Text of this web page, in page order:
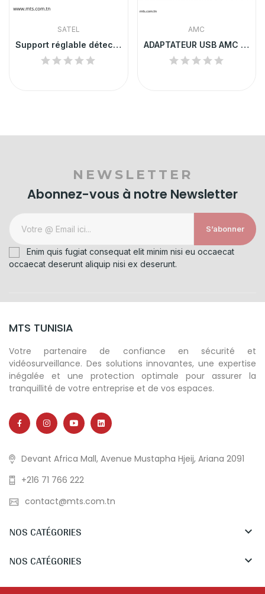
SATEL
Support réglable détecteurs de mouvement Satel
AMC
ADAPTATEUR USB AMC POUR LA PROGRAMMATION DES...
NEWSLETTER
Abonnez-vous à notre Newsletter
S’abonner
Enim quis fugiat consequat elit minim nisi eu occaecat
occaecat deserunt aliquip nisi ex deserunt.
MTS TUNISIA
Votre partenaire de confiance en sécurité et
vidéosurveillance. Des solutions innovantes, une expertise
inégalée et une protection optimale pour assurer la
tranquillité de votre entreprise et de vos espaces.
Devant Africa Mall, Avenue Mustapha Hjeij, Ariana 2091
+216 71 766 222
contact@mts.com.tn
NOS CATÉGORIES 
NOS CATÉGORIES 